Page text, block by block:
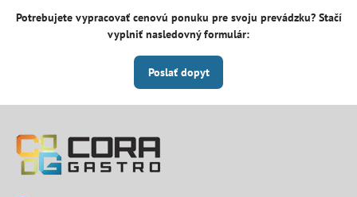
Potrebujete vypracovať cenovú ponuku pre svoju prevádzku? Stačí
vyplniť nasledovný formulár:
Poslať dopyt